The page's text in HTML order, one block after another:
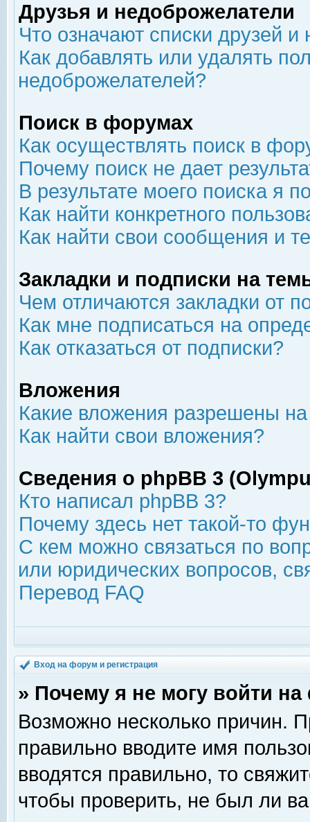
Друзья и недоброжелатели
Что означают списки друзей
Как добавлять или удалять
недоброжелателей?
Поиск в форумах
Как осуществлять поиск в
Почему поиск не дает
В результате моего поиска я
Как найти конкретного
Как найти свои сообщения и
Закладки и подписки на
Чем отличаются закладки от
Как мне подписаться на
Как отказаться от подписки?
Вложения
Какие вложения разрешены
Как найти свои вложения?
Сведения о phpBB 3
Кто написал phpBB 3?
Почему здесь нет такой-то
С кем можно связаться по
или юридических вопросов,
Перевод FAQ
Вход на форум и регистрация
» Почему я не могу войти
Возможно несколько причин.
правильно вводите имя
вводятся правильно, то
чтобы проверить, не был ли